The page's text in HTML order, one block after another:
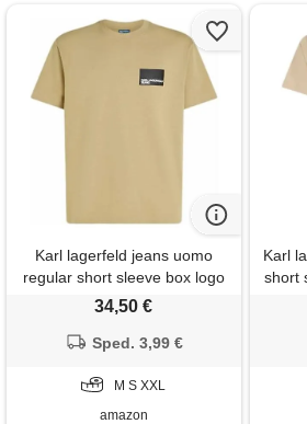
Karl lagerfeld jeans uomo
regular short sleeve box logo
t-shirt twill m
34,50 €
Sped. 3,99 €
M S XXL
amazon
Karl
short